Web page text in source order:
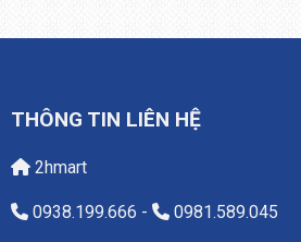
THÔNG TIN LIÊN HỆ
2hmart
0938.199.666 - 0981.589.045